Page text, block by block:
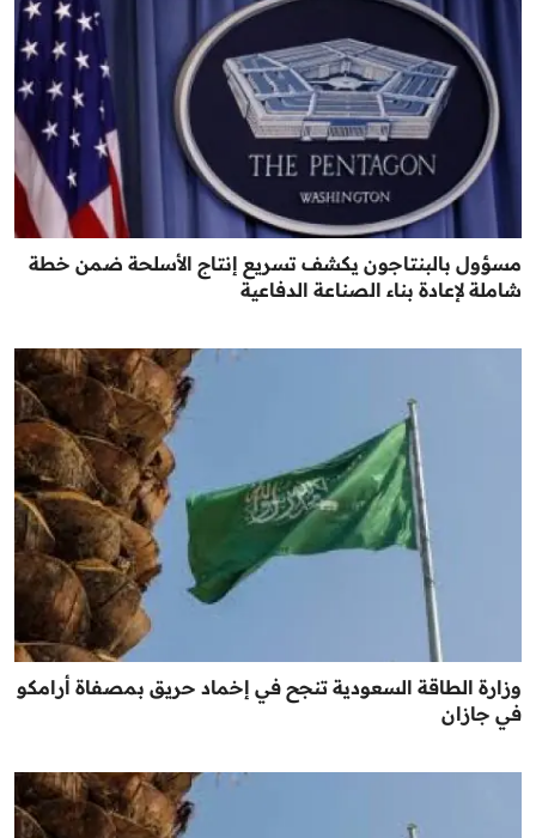
مسؤول بالبنتاجون يكشف تسريع إنتاج الأسلحة ضمن خطة
شاملة لإعادة بناء الصناعة الدفاعية
وزارة الطاقة السعودية تنجح في إخماد حريق بمصفاة أرامكو
في جازان